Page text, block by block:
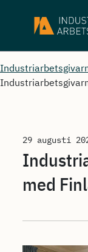
29 augusti
med